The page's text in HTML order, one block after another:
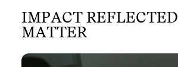
IMPACT REFLECTED
MATTER